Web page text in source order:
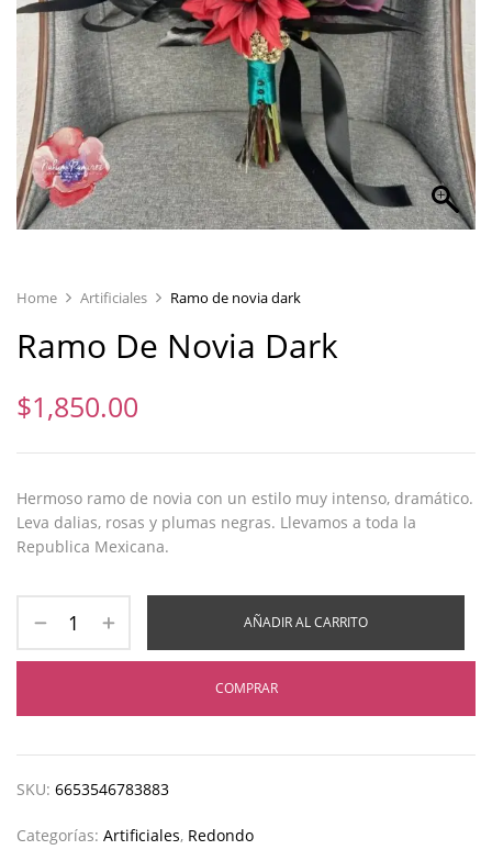
Home Artificiales Ramo de novia dark
Ramo De Novia Dark
$1,850.00
Hermoso ramo de novia con un estilo muy intenso, dramático.
Leva dalias, rosas y plumas negras. Llevamos a toda la
Republica Mexicana.
AÑADIR AL CARRITO
COMPRAR
SKU: 6653546783883
Categorías: Artificiales, Redondo